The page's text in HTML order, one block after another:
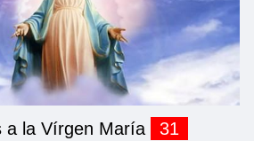
a la Vírgen María 31